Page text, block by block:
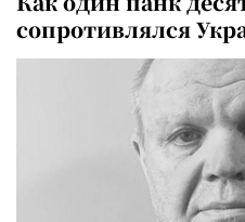
сопротивлялся